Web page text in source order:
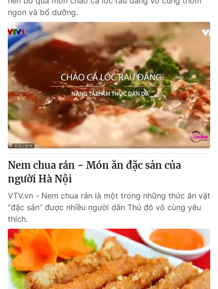
ngon và bổ dưỡng.
Nem chua rán - Món ăn đặc sản của
người Hà Nội
VTV.vn - Nem chua rán là một trong những thức ăn vặt
“đặc sản” được nhiều người dân Thủ đô vô cùng yêu
thích.